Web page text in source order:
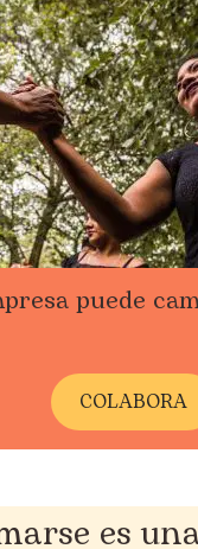
puede
COLABORA
es